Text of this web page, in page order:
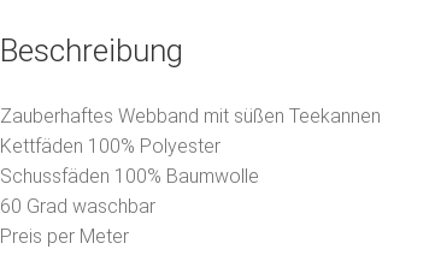
Beschreibung
Zauberhaftes Webband mit süßen Teekannen
Kettfäden 100% Polyester
Schussfäden 100% Baumwolle
60 Grad waschbar
Preis per Meter